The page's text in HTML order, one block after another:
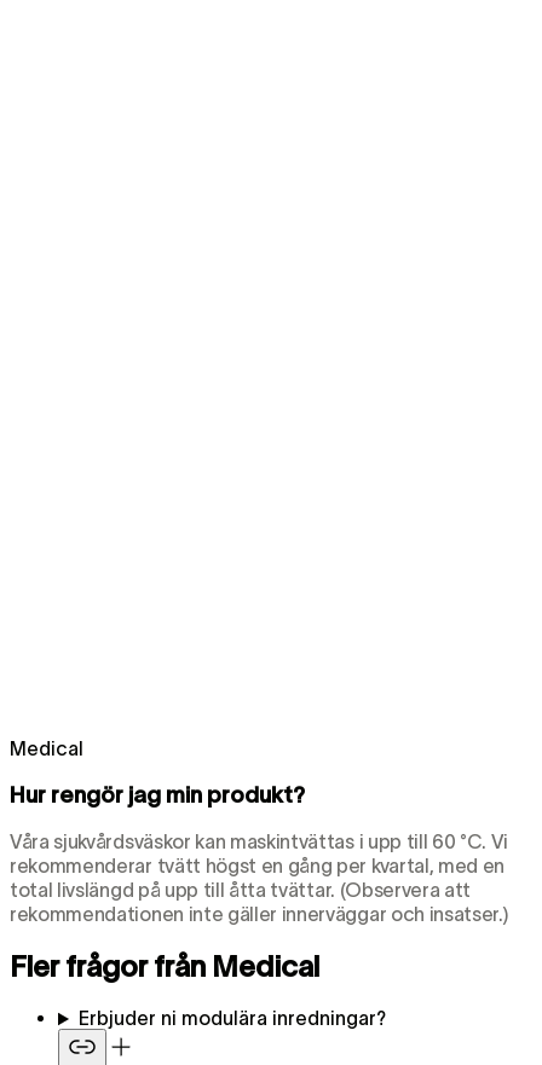
Medical
Hur rengör jag min produkt?
Våra sjukvårdsväskor kan maskintvättas i upp till 60 °C. Vi
rekommenderar tvätt högst en gång per kvartal, med en
total livslängd på upp till åtta tvättar. (Observera att
rekommendationen inte gäller innerväggar och insatser.)
Fler frågor från Medical
Erbjuder ni modulära inredningar?